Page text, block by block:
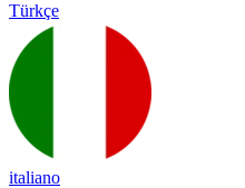
Türkçe
italiano